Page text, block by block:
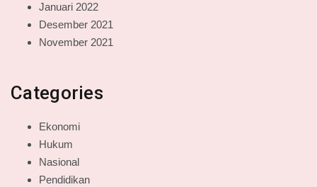
Januari 2022
Desember 2021
November 2021
Categories
Ekonomi
Hukum
Nasional
Pendidikan